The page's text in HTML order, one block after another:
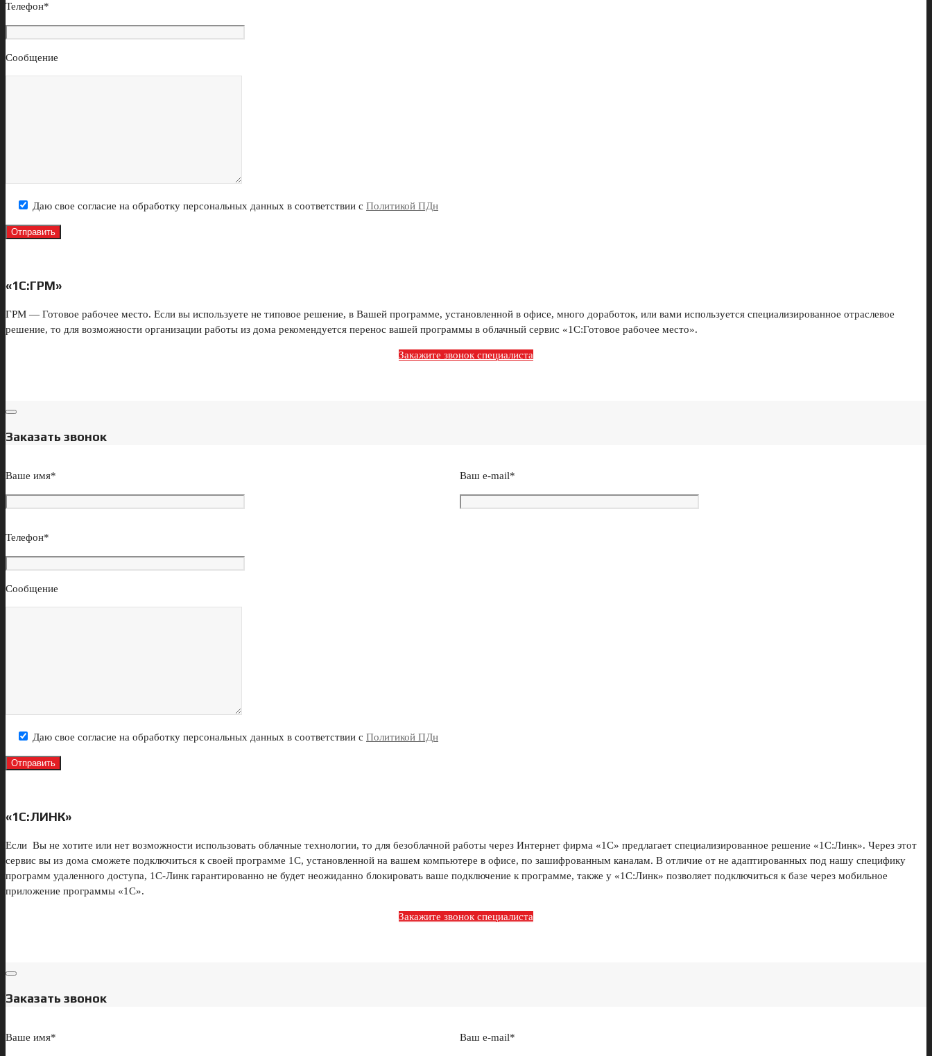
Телефон*
Сообщение
Даю свое согласие на обработку персональных данных в соответствии с Политикой ПДн
«1С:ГРМ»
ГРМ — Готовое рабочее место. Если вы используете не типовое решение, в Вашей программе, установленной в офисе, много доработок, или вами используется специализированное отраслевое
решение, то для возможности организации работы из дома рекомендуется перенос вашей программы в облачный сервис «1С:Готовое рабочее место».
Закажите звонок специалиста
Заказать звонок
Ваше имя* Ваш e-mail*
Телефон*
Сообщение
Даю свое согласие на обработку персональных данных в соответствии с Политикой ПДн
«1С:ЛИНК»
Если Вы не хотите или нет возможности использовать облачные технологии, то для безоблачной работы через Интернет фирма «1С» предлагает специализированное решение «1С:Линк». Через этот
сервис вы из дома сможете подключиться к своей программе 1С, установленной на вашем компьютере в офисе, по зашифрованным каналам. В отличие от не адаптированных под нашу специфику
программ удаленного доступа, 1С-Линк гарантированно не будет неожиданно блокировать ваше подключение к программе, также у «1С:Линк» позволяет подключиться к базе через мобильное
приложение программы «1С».
Закажите звонок специалиста
Заказать звонок
Ваше имя* Ваш e-mail*